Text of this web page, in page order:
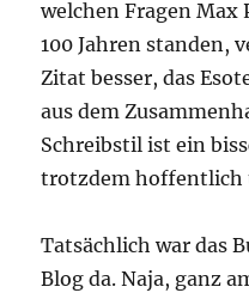
welchen Fragen Max
100 Jahren standen,
Zitat besser, das
aus dem
Schreibstil ist ein
trotzdem hoffentlich
Tatsächlich war das
Blog da. Naja, ganz